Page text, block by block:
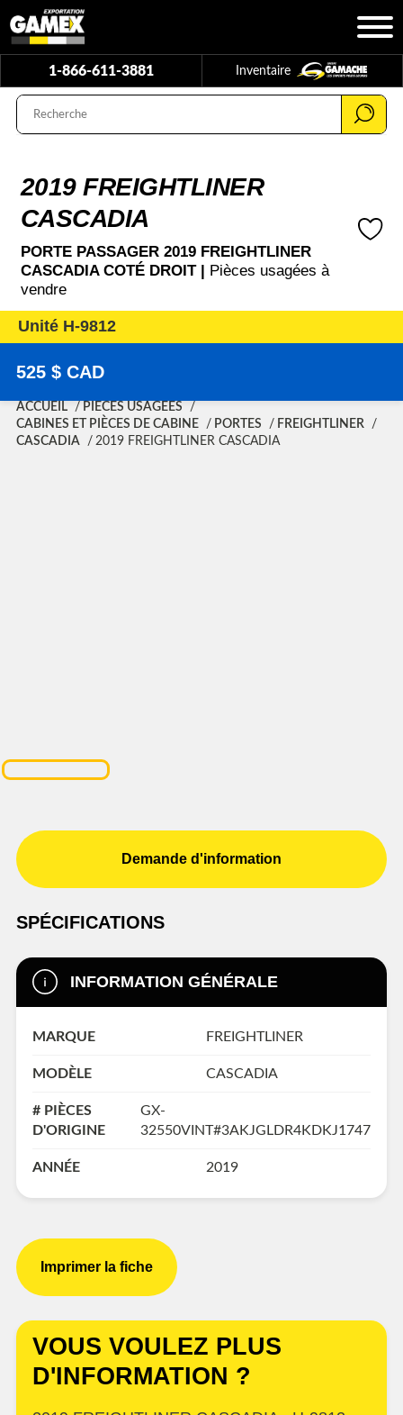
1-866-611-3881 Inventaire
2019 FREIGHTLINER
CASCADIA
PORTE PASSAGER 2019 FREIGHTLINER
CASCADIA COTÉ DROIT | Pièces usagées à
vendre
Unité H-9812
525 $ CAD
ACCUEIL
PIÈCES USAGÉES
CABINES ET PIÈCES DE CABINE
PORTES
FREIGHTLINER
CASCADIA
2019 FREIGHTLINER CASCADIA
Demande d'information
SPÉCIFICATIONS
INFORMATION GÉNÉRALE
MARQUE FREIGHTLINER
MODÈLE CASCADIA
# PIÈCES
D'ORIGINE
GX-
32550VINT#3AKJGLDR4KDKJ1747
ANNÉE 2019
Imprimer la fiche
VOUS VOULEZ PLUS
D'INFORMATION ?